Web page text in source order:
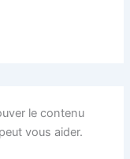
le contenu
vous aider.